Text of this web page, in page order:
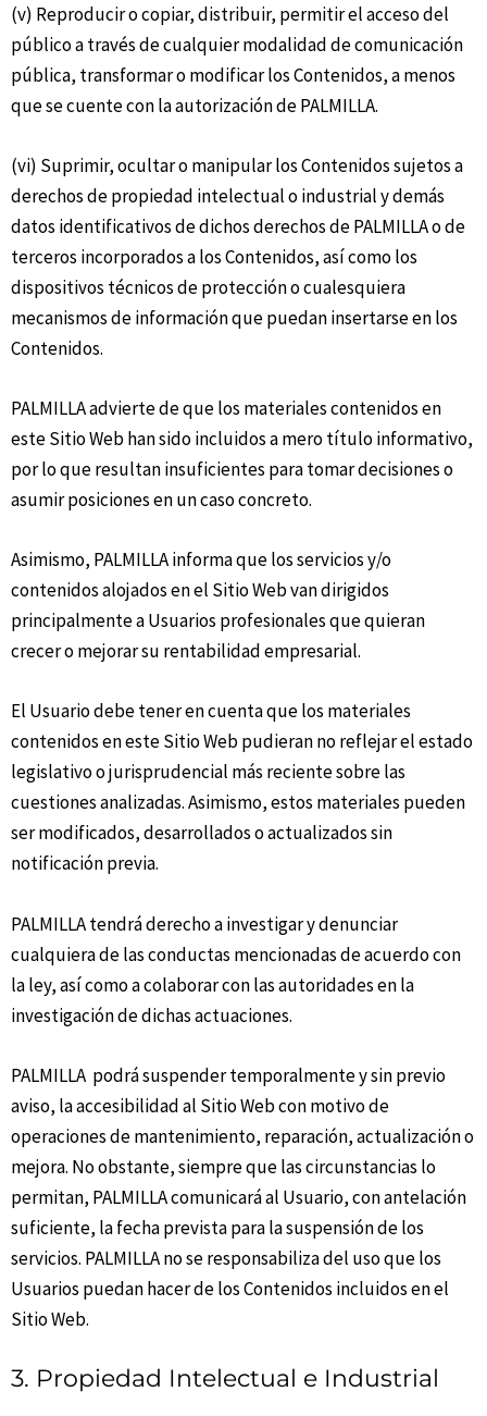
(v) Reproducir o copiar, distribuir, permitir el acceso del
público a través de cualquier modalidad de comunicación
pública, transformar o modificar los Contenidos, a menos
que se cuente con la autorización de PALMILLA.
(vi) Suprimir, ocultar o manipular los Contenidos sujetos a
derechos de propiedad intelectual o industrial y demás
datos identificativos de dichos derechos de PALMILLA o de
terceros incorporados a los Contenidos, así como los
dispositivos técnicos de protección o cualesquiera
mecanismos de información que puedan insertarse en los
Contenidos.
PALMILLA advierte de que los materiales contenidos en
este Sitio Web han sido incluidos a mero título informativo,
por lo que resultan insuficientes para tomar decisiones o
asumir posiciones en un caso concreto.
Asimismo, PALMILLA informa que los servicios y/o
contenidos alojados en el Sitio Web van dirigidos
principalmente a Usuarios profesionales que quieran
crecer o mejorar su rentabilidad empresarial.
El Usuario debe tener en cuenta que los materiales
contenidos en este Sitio Web pudieran no reflejar el estado
legislativo o jurisprudencial más reciente sobre las
cuestiones analizadas. Asimismo, estos materiales pueden
ser modificados, desarrollados o actualizados sin
notificación previa.
PALMILLA tendrá derecho a investigar y denunciar
cualquiera de las conductas mencionadas de acuerdo con
la ley, así como a colaborar con las autoridades en la
investigación de dichas actuaciones.
PALMILLA podrá suspender temporalmente y sin previo
aviso, la accesibilidad al Sitio Web con motivo de
operaciones de mantenimiento, reparación, actualización o
mejora. No obstante, siempre que las circunstancias lo
permitan, PALMILLA comunicará al Usuario, con antelación
suficiente, la fecha prevista para la suspensión de los
servicios. PALMILLA no se responsabiliza del uso que los
Usuarios puedan hacer de los Contenidos incluidos en el
Sitio Web.
3. Propiedad Intelectual e Industrial